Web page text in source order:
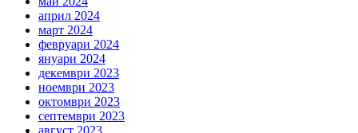
април 2024
март 2024
февруари 2024
януари 2024
декември 2023
ноември 2023
октомври 2023
септември 2023